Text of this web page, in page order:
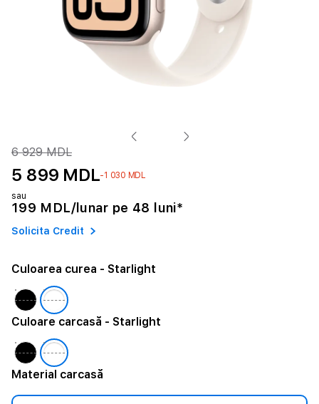
6 929 MDL
5 899 MDL-1 030 MDL
sau
199 MDL/lunar pe 48 luni*
Solicita Credit
Material carcasă
Culoarea curea - Starlight
Culoare carcasă - Starlight